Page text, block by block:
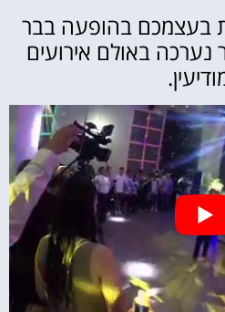
בעצמכם בהופעה בבר
נערכה באולם אירועים